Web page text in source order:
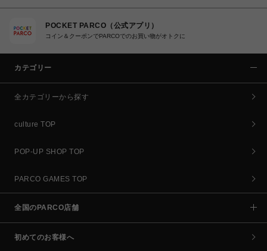
POCKET PARCO（公式アプリ）
コイン＆クーポンでPARCOでのお買い物がオトクに
カテゴリー
全カテゴリーから探す
culture TOP
POP-UP SHOP TOP
PARCO GAMES TOP
全国のPARCO店舗
初めてのお客様へ